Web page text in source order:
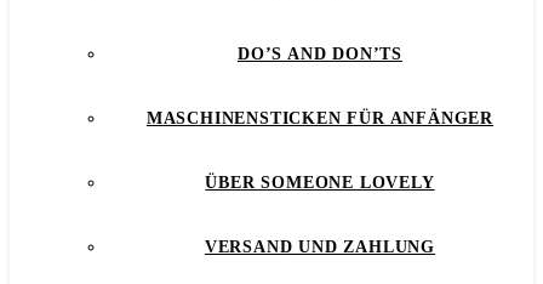
DO’S AND DON’TS
MASCHINENSTICKEN FÜR ANFÄNGER
ÜBER SOMEONE LOVELY
VERSAND UND ZAHLUNG